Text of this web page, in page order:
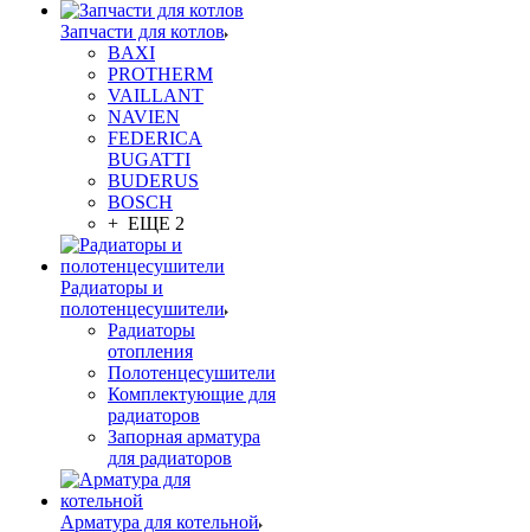
Запчасти для котлов
BAXI
PROTHERM
VAILLANT
NAVIEN
FEDERICA
BUGATTI
BUDERUS
BOSCH
+ ЕЩЕ 2
Радиаторы и
полотенцесушители
Радиаторы
отопления
Полотенцесушители
Комплектующие для
радиаторов
Запорная арматура
для радиаторов
Арматура для котельной